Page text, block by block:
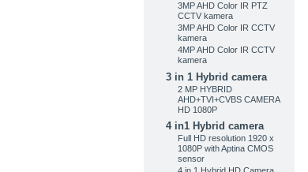
3MP AHD Color IR PTZ
CCTV kamera
3MP AHD Color IR CCTV
kamera
4MP AHD Color IR CCTV
kamera
3 in 1 Hybrid camera
2 MP HYBRID
AHD+TVI+CVBS CAMERA
HD 1080P
4 in1 Hybrid camera
Full HD resolution 1920 x
1080P with Aptina CMOS
sensor